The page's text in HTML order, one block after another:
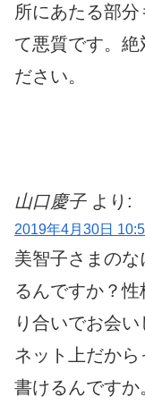
所にあたる部
て悪質です。絶
ださい。
山口慶子 より:
2019年4月30日
美智子さまの
るんですか？
り合いでお会
ネット上だか
書けるんです